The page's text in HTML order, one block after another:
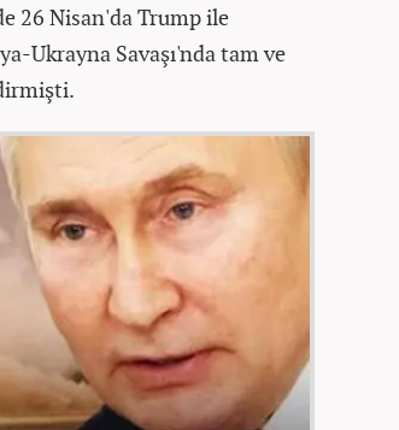
26 Nisan'da Trump ile
Ukrayna Savaşı'nda tam ve